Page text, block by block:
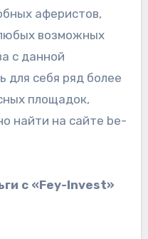
аферистов,
возможных
с данной
для себя ряд более
площадок,
найти на сайте be-
с «Fey-Invest»